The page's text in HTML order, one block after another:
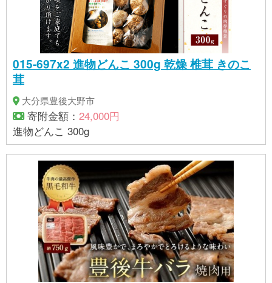
015-697x2 進物どんこ 300g 乾燥 椎茸 きのこ
茸
大分県豊後大野市
寄附金額： 24,000円
進物どんこ 300g